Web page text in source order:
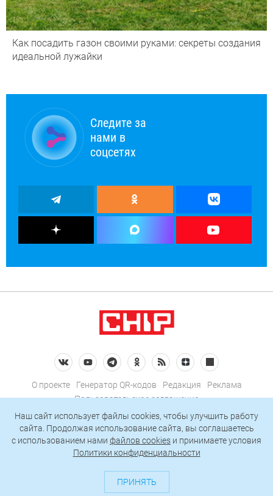
Как посадить газон своими руками: секреты создания
идеальной лужайки
Следите за
нами в
соцсетях
О проекте Генератор QR-кодов Редакция
Реклама
Пользовательское соглашение
Политика конфиденциальности
Подписаться на рассылку
127018, Москва, ул. Полковая, д. 3, стр. 4, помещение I, комн. 23
Наш сайт использует файлы cookies, чтобы улучшить работу
сайта. Продолжая использование сайта, вы соглашаетесь
c использованием нами файлов cookies и принимаете условия
Политики конфиденциальности
ПРИНЯТЬ